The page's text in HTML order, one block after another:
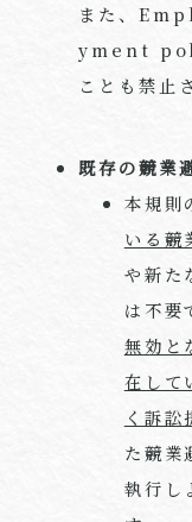
また、
yment
ことも禁止
既存の競業
本規則
いる競
や新た
は不要
無効と
在して
く訴
た競業
執行し